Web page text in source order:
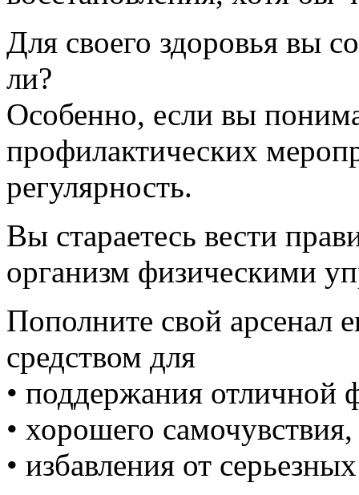
Для своего здоровья вы
ли?
Особенно, если вы
профилактических
регулярность.
Вы стараетесь вести
организм физическими
Пополните свой арсенал
средством для
• поддержания отличной
• хорошего самочувствия,
• избавления от